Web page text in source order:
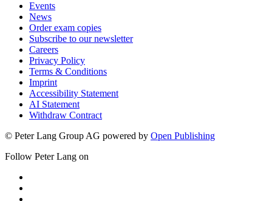
Events
News
Order exam copies
Subscribe to our newsletter
Careers
Privacy Policy
Terms & Conditions
Imprint
Accessibility Statement
AI Statement
Withdraw Contract
© Peter Lang Group AG powered by Open Publishing
Follow Peter Lang on